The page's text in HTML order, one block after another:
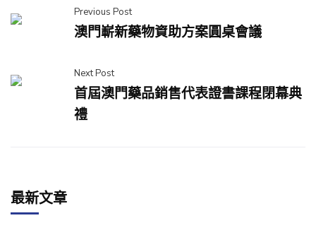
Previous Post
澳門嶄新藥物資助方案圓桌會議
Next Post
首屆澳門藥品銷售代表證書課程閉幕典
禮
最新文章